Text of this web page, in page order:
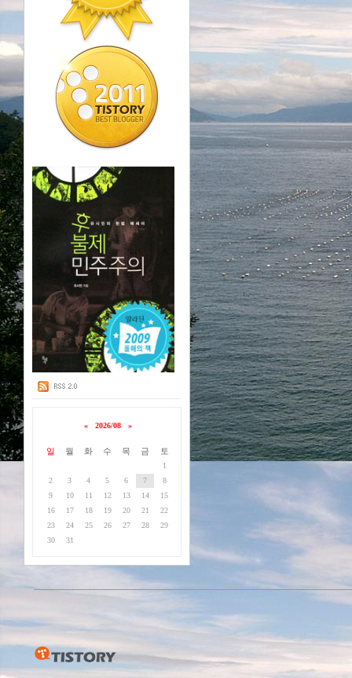
« 2026/08 »
일 월 화 수 목 금 토
1
2
3 4 5 6 7
8
9
10 11 12 13 14
15
16
17 18 19 20 21
22
23
24 25 26 27 28
29
30
31